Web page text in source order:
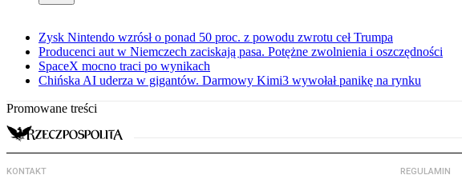
Zysk Nintendo wzrósł o ponad 50 proc. z powodu zwrotu ceł Trumpa
Producenci aut w Niemczech zaciskają pasa. Potężne zwolnienia i oszczędności
SpaceX mocno traci po wynikach
Chińska AI uderza w gigantów. Darmowy Kimi3 wywołał panikę na rynku
Promowane treści
KONTAKT REGULAMIN